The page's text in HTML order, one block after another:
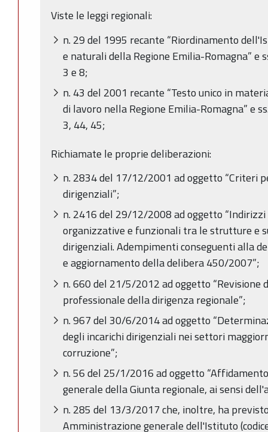
Viste le leggi regionali:
n. 29 del 1995 recante “Riordinamento
e naturali della Regione Emilia-Romagna” e
3 e 8;
n. 43 del 2001 recante “Testo unico in
di lavoro nella Regione Emilia-Romagna” e
3, 44, 45;
Richiamate le proprie deliberazioni:
n. 2834 del 17/12/2001 ad oggetto “Criteri
dirigenziali”;
n. 2416 del 29/12/2008 ad oggetto
organizzative e funzionali tra le strutture e
dirigenziali. Adempimenti conseguenti alla
e aggiornamento della delibera 450/2007”;
n. 660 del 21/5/2012 ad oggetto “Revisione
professionale della dirigenza regionale”;
n. 967 del 30/6/2014 ad oggetto
degli incarichi dirigenziali nei settori
corruzione”;
n. 56 del 25/1/2016 ad oggetto
generale della Giunta regionale, ai sensi
n. 285 del 13/3/2017 che, inoltre, ha
Amministrazione generale dell'Istituto